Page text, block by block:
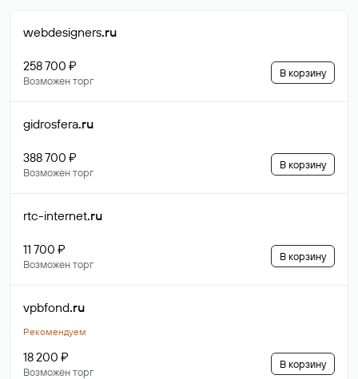
webdesigners.ru
258 700 ₽
Возможен торг
В корзину
gidrosfera.ru
388 700 ₽
Возможен торг
В корзину
rtc-internet.ru
11 700 ₽
Возможен торг
В корзину
vpbfond.ru
Рекомендуем
18 200 ₽
Возможен торг
В корзину